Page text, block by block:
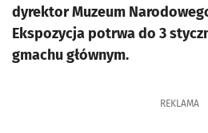
dyrektor Muzeum
Ekspozycja potrwa do 3
gmachu głównym.
REKLAMA